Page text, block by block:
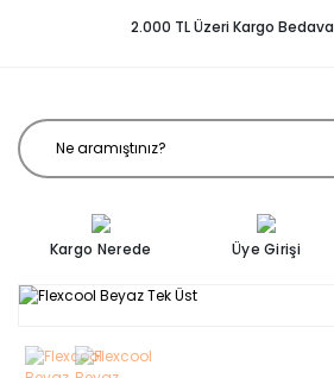
2.000 TL Üzeri Kargo Bedava
Kargo Nerede Üye Girişi